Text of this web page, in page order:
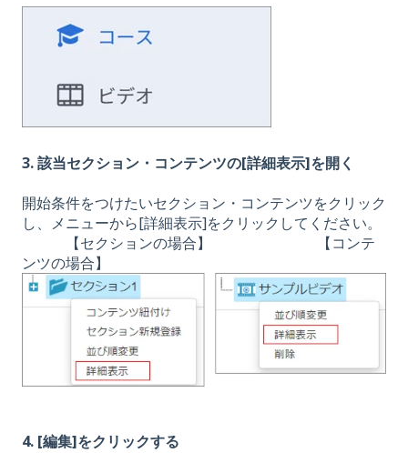
3. 該当セクション・コンテンツの[詳細表示]を開く
開始条件をつけたいセクション・コンテンツをクリック
し、メニューから[詳細表示]をクリックしてください。
【セクションの場合】 【コンテ
ンツの場合】
4. [編集]をクリックする